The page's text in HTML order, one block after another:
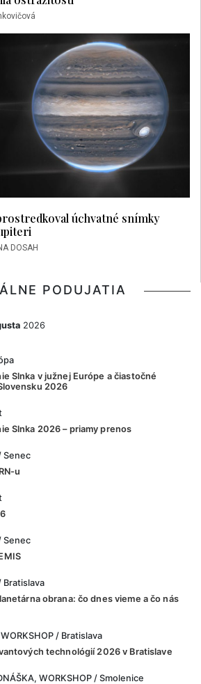
úchvatné snímky
DOSAH
PODUJATIA
2026
Slnka v južnej Európe a čiastočné
2026
Slnka 2026 – priamy prenos
Senec
u
Senec
Bratislava
obrana: čo dnes vieme a čo nás
/ Bratislava
technológií 2026 v Bratislave
WORKSHOP / Smolenice